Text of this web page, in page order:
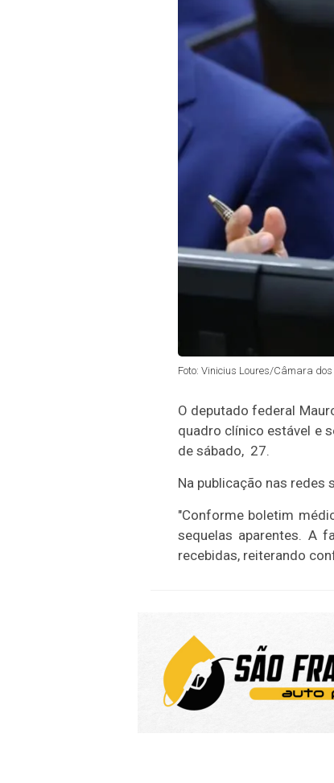
Foto: Vinicius Loures/Câmara
O deputado federal
quadro clínico estável e
de sábado, 27.
Na publicação nas
"Conforme boletim
sequelas aparentes. A
recebidas, reiterando